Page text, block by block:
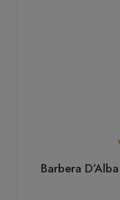
Barbera